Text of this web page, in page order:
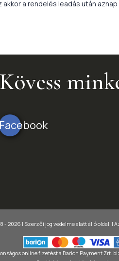
a rendelés leadás után
Kövess
- 2026 | Szerzői jog védelme alatt álló oldal. |
online fizetést a Barion Payment Zrt.